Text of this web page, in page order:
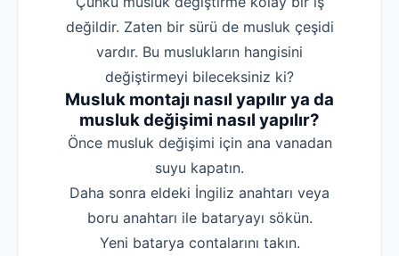
değildir. Zaten bir sürü de musluk çeşidi
vardır. Bu muslukların hangisini
değiştirmeyi bileceksiniz ki?
Musluk montajı nasıl yapılır ya da
musluk değişimi nasıl yapılır?
‌Önce musluk değişimi için ana vanadan
suyu kapatın.
‌Daha sonra eldeki İngiliz anahtarı veya
boru anahtarı ile bataryayı sökün.
‌Yeni batarya contalarını takın.